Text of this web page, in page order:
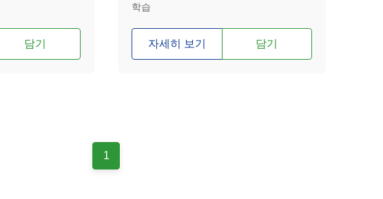
담기
학습
자세히 보기 담기
1